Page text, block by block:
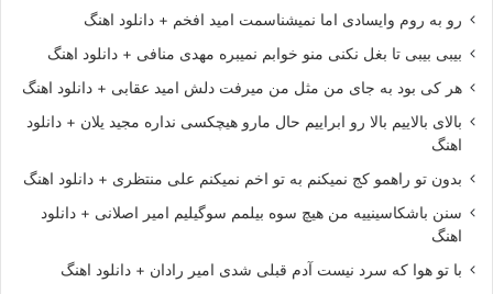
رو به روم وایسادی اما نمیشناسمت امید افخم + دانلود اهنگ
بیبی بیبی تا بغل نکنی منو خوابم نمیبره مهدی منافی + دانلود اهنگ
هر کی بود به جای من مثل من میرفت دلش امید عقابی + دانلود اهنگ
بالای بالاییم بالا رو ابراییم حال مارو هیچکسی نداره مجید یلان + دانلود
اهنگ
بدون تو راهمو کج نمیکنم به تو اخم نمیکنم علی منتظری + دانلود اهنگ
سنن باشکاسینییه من هیچ سوه بیلمم سوگیلیم امیر اصلانی + دانلود
اهنگ
با تو هوا که سرد نیست آدم قبلی شدی امیر رادان + دانلود اهنگ